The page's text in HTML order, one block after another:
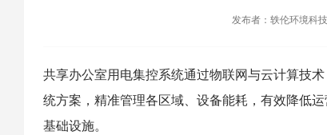
热门解决方案

发布者：轶伦环境科技
共享办公室用电集控系统通过物联网与云计算技
统方案，精准管理各区域、设备能耗，有效降低
基础设施。